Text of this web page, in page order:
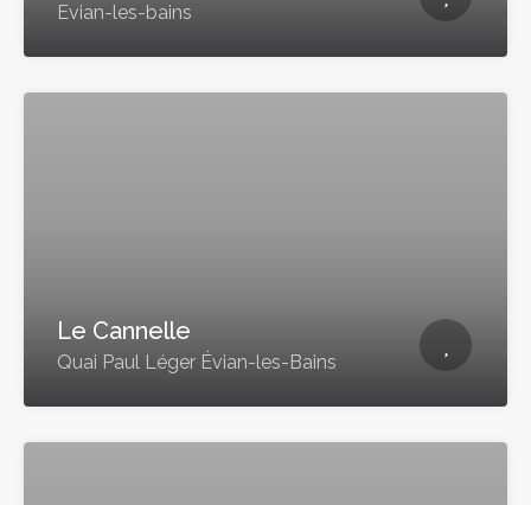
Evian-les-bains
Le Cannelle
Quai Paul Léger Évian-les-Bains